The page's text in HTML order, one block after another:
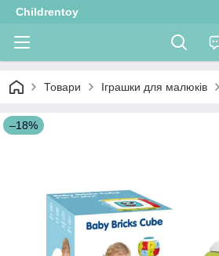
Childrentoy
Товари Іграшки для малюків
–18%